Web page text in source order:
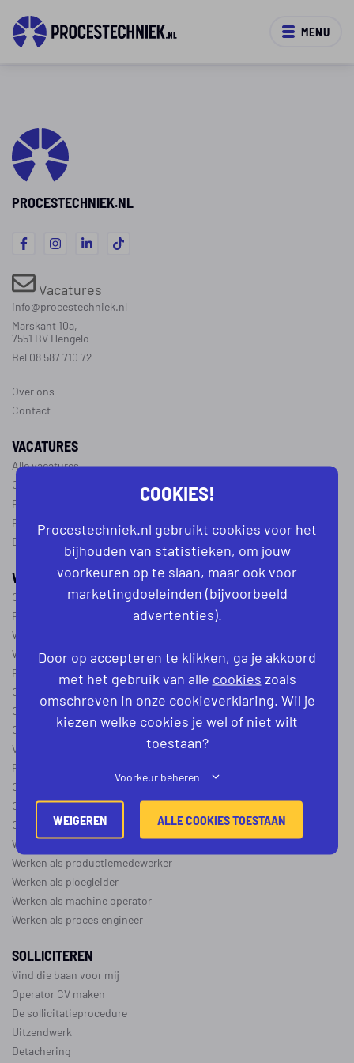
MENU
PROCESTECHNIEK.NL
Vacatures
info@procestechniek.nl
Marskant 10a,
7551 BV Hengelo
Bel 08 587 710 72
Over ons
Contact
VACATURES
Alle vacatures
Operator vacatures
Productiemedewerker vacatures
Ploegleider vacatures
Dagdienst vacatures
WERKEN IN DE PROCESTECHNIEK
Over de procestechniek
Ploegendienst
Wat is een procesoperator
Werken als procesoperator
Procesoperator in de
chemie, voedingsindustrie, farmacie
Operator A
Operator B
Operator C
Verschil operator A, B en C
Procesoperator salaris
Operator opleidingen
–vapro
Over de maakindustrie
Over de procesindustrie
Werken als monteur
Werken als productiemedewerker
Werken als ploegleider
Werken als machine operator
Werken als proces engineer
SOLLICITEREN
Vind die baan voor mij
Operator CV maken
De sollicitatieprocedure
Uitzendwerk
Detachering
COOKIES!
Procestechniek.nl gebruikt cookies voor het
bijhouden van statistieken, om jouw
voorkeuren op te slaan, maar ook voor
marketingdoeleinden (bijvoorbeeld
advertenties).
Door op accepteren te klikken, ga je akkoord
met het gebruik van alle cookies zoals
omschreven in onze cookieverklaring. Wil je
kiezen welke cookies je wel of niet wilt
toestaan?
Voorkeur beheren
WEIGEREN ALLE COOKIES TOESTAAN